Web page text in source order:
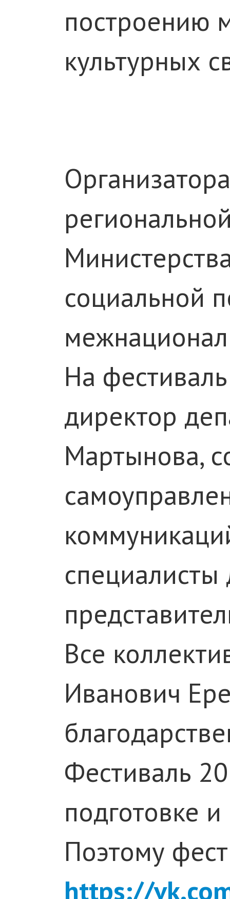
построению
культурных
социальной
На
директор
Мартынова,
специалисты
Все
Иванович
Фестиваль
подготовке
Поэтому
https://